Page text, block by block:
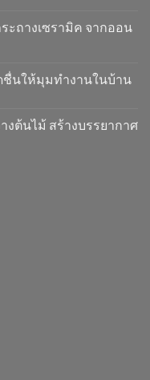
ะถางเซรามิค จากออน
ชื่นให้มุมทำงานในบ้าน
งต้นไม้ สร้างบรรยากาศ